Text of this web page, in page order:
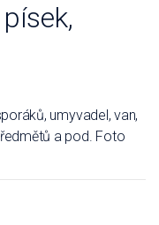
umyvadel, van,
a pod. Foto